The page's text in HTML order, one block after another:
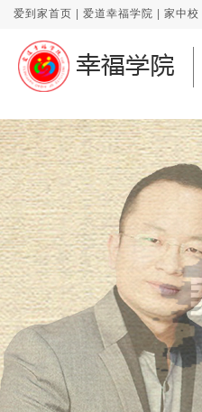
爱到家首页 爱道幸福学院 家中校